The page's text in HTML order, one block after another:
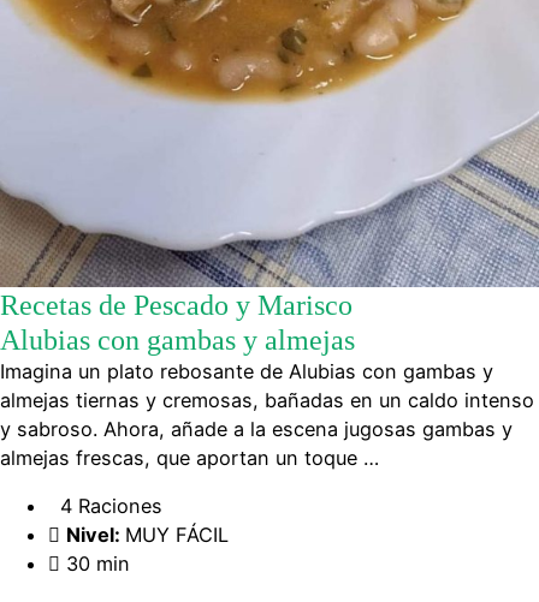
Recetas de Pescado y Marisco
Alubias con gambas y almejas
Imagina un plato rebosante de Alubias con gambas y
almejas tiernas y cremosas, bañadas en un caldo intenso
y sabroso. Ahora, añade a la escena jugosas gambas y
almejas frescas, que aportan un toque …
4 Raciones
Nivel: MUY FÁCIL
30 min